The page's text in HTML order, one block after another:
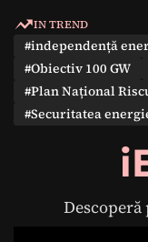
IN TREND
#independență
#Obiectiv 100 GW
#Plan Național
#Securitatea